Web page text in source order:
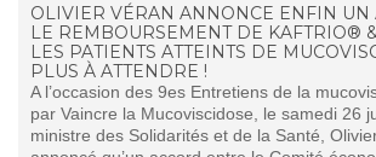
OLIVIER VÉRAN ANNONCE ENFIN UN
LE REMBOURSEMENT DE KAFTRIO®
LES PATIENTS ATTEINTS DE
PLUS À ATTENDRE !
A l’occasion des 9es Entretiens de la
par Vaincre la Mucoviscidose, le samedi 26
ministre des Solidarités et de la Santé,